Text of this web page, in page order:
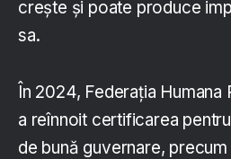
crește și poate produce
sa.
În 2024, Federația
a reînnoit certificarea
de bună guvernare,